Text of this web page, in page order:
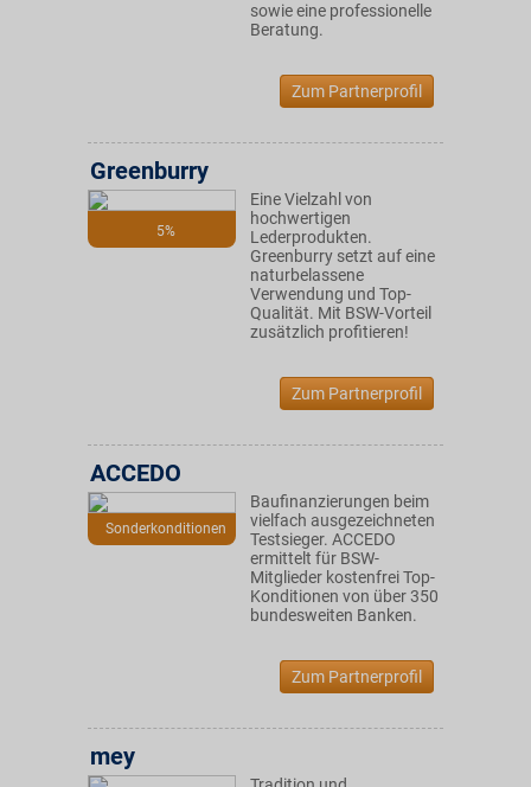
sowie eine professionelle
Beratung.
Zum Partnerprofil
5%
Greenburry
Eine Vielzahl von
hochwertigen
Lederprodukten.
Greenburry setzt auf eine
naturbelassene
Verwendung und Top-
Qualität. Mit BSW-Vorteil
zusätzlich profitieren!
Zum Partnerprofil
Sonderkonditionen
ACCEDO
Baufinanzierungen beim
vielfach ausgezeichneten
Testsieger. ACCEDO
ermittelt für BSW-
Mitglieder kostenfrei Top-
Konditionen von über 350
bundesweiten Banken.
Zum Partnerprofil
mey